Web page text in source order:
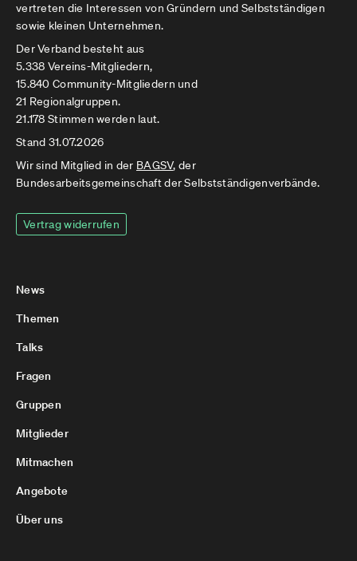
vertreten die Interessen von Gründern und Selbstständigen
sowie kleinen Unternehmen.
Der Verband besteht aus
5.338 Vereins-Mitgliedern,
15.840 Community-Mitgliedern und
21 Regionalgruppen.
21.178 Stimmen werden laut.
Stand 31.07.2026
Wir sind Mitglied in der BAGSV, der
Bundesarbeitsgemeinschaft der Selbstständigenverbände.
Vertrag widerrufen
News
Themen
Talks
Fragen
Gruppen
Mitglieder
Mitmachen
Angebote
Über uns